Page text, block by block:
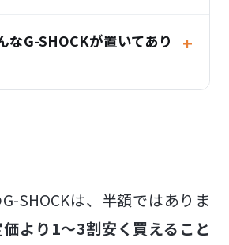
なG-SHOCKが置いてあり
SHOCKは、半額ではありま
価より1〜3割安く買えること